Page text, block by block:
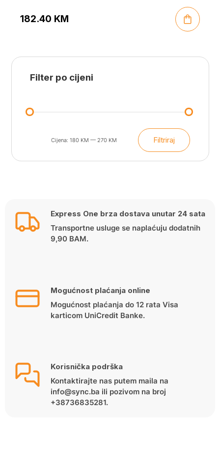
182.40 KM
Filter po cijeni
Min
cijena
Maks
cijena
Filtriraj
Cijena: 180 KM — 270 KM
Express One brza dostava unutar 24 sata
Transportne usluge se naplaćuju dodatnih
9,90 BAM.
Mogućnost plaćanja online
Mogućnost plaćanja do 12 rata Visa
karticom UniCredit Banke.
Korisnička podrška
Kontaktirajte nas putem maila na
info@sync.ba ili pozivom na broj
+38736835281.